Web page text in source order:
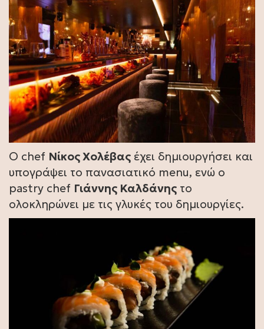
Ο chef Νίκος Χολέβας έχει δημιουργήσει και
υπογράψει το πανασιατικό menu, ενώ ο
pastry chef Γιάννης Καλδάνης το
ολοκληρώνει με τις γλυκές του δημιουργίες.